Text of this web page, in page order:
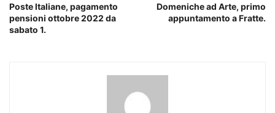
Poste Italiane, pagamento
pensioni ottobre 2022 da
sabato 1.
Domeniche ad Arte, primo
appuntamento a Fratte.